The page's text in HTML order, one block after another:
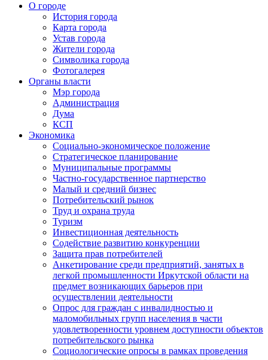
О городе
История города
Карта города
Устав города
Жители города
Символика города
Фотогалерея
Органы власти
Мэр города
Администрация
Дума
КСП
Экономика
Социально-экономическое положение
Стратегическое планирование
Муниципальные программы
Частно-государственное партнерство
Малый и средний бизнес
Потребительский рынок
Труд и охрана труда
Туризм
Инвестиционная деятельность
Содействие развитию конкуренции
Защита прав потребителей
Анкетирование среди предприятий, занятых в
легкой промышленности Иркутской области на
предмет возникающих барьеров при
осуществлении деятельности
Опрос для граждан с инвалидностью и
маломобильных групп населения в части
удовлетворенности уровнем доступности объектов
потребительского рынка
Социологические опросы в рамках проведения